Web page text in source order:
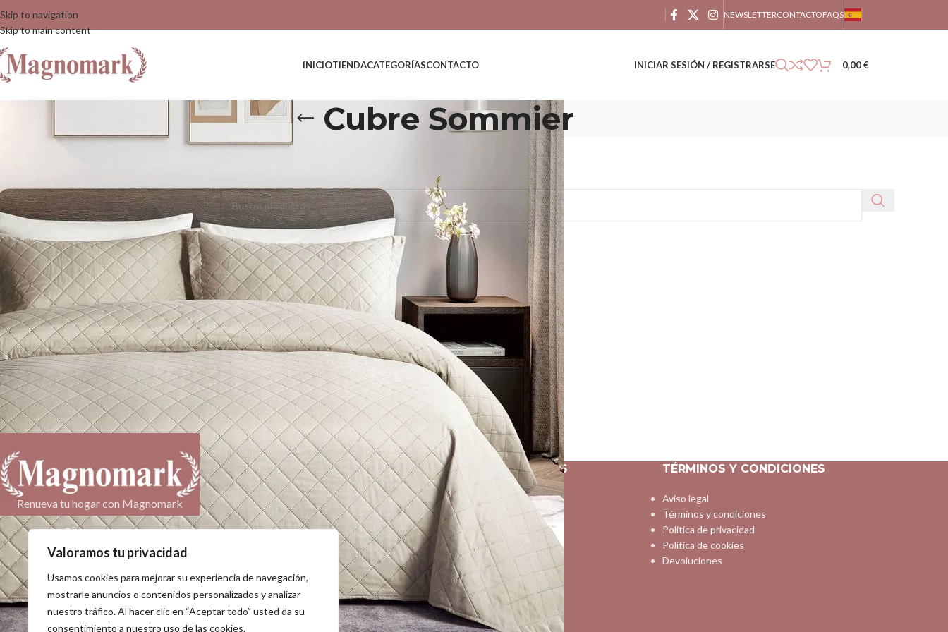
Valoramos tu privacidad
Usamos cookies para mejorar su experiencia de navegación,
mostrarle anuncios o contenidos personalizados y analizar
nuestro tráfico. Al hacer clic en “Aceptar todo” usted da su
consentimiento a nuestro uso de las cookies.
Skip to navigation
Skip to main content
NEWSLETTERCONTACTOFAQS
INICIOTIENDACATEGORÍASCONTACTO INICIAR SESIÓN / REGISTRARSE 0,00€
Cubre Sommier
Inicio/Habitación
No se han encontrado productos que coincidan con tu selección.
Renueva tu hogar con Magnomark
Síguenos en:
Compartir:
ACERCA DE MAGNOMARK
Acerca de Magnomark
Categorías
Newsletter
PÁGINAS DE INTERÉS
Tienda
Mi cuenta
Comparar
Favoritos
Mapa del sitio
TÉRMINOS Y CONDICIONES
Aviso legal
Términos y condiciones
Política de privacidad
Política de cookies
Devoluciones